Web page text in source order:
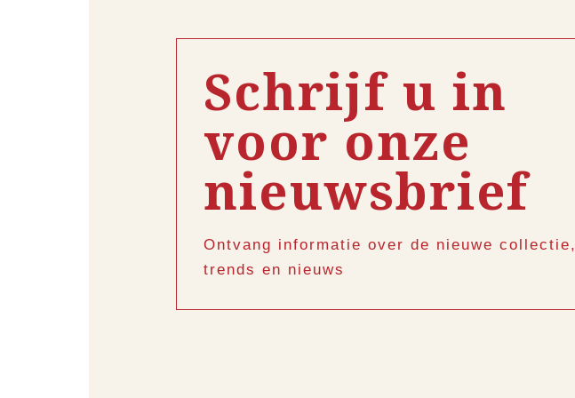
Schrijf u in
voor onze
nieuwsbrief
Ontvang informatie over de nieuwe collectie,
trends en nieuws